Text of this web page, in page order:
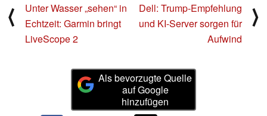
⟨
Unter Wasser „sehen“ in
Echtzeit: Garmin bringt
LiveScope 2
Dell: Trump-Empfehlung
und KI-Server sorgen für
Aufwind
⟩
Als bevorzugte Quelle
auf Google
hinzufügen